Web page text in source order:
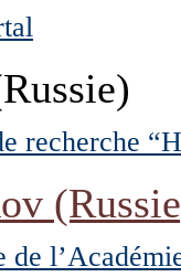
recherche